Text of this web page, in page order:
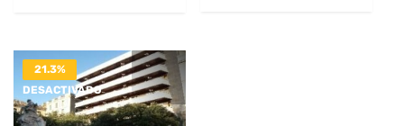
21.3%
DESACTIVADO